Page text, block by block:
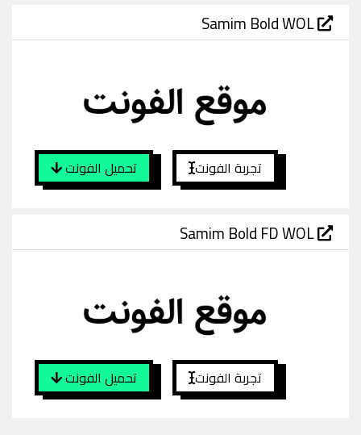
Samim Bold WOL
تحميل الفونت تجربة الفونت
Samim Bold FD WOL
تحميل الفونت تجربة الفونت